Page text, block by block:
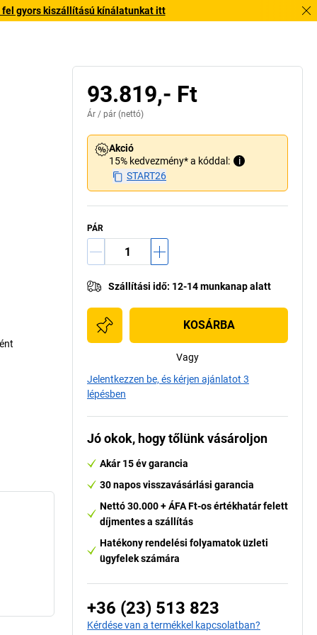
fel gyors kiszállítású kínálatunkat itt
93.819,- Ft
Ár / pár (nettó)
Akció
15% kedvezmény* a kóddal:
i
START26
PÁR
Szállítási idő: 12-14 munkanap alatt
KOSÁRBA
Vagy
Jelentkezzen be, és kérjen ajánlatot 3
lépésben
Jó okok, hogy tőlünk vásároljon
Akár 15 év garancia
30 napos visszavásárlási garancia
Nettó 30.000 + ÁFA Ft-os értékhatár felett
díjmentes a szállítás
Hatékony rendelési folyamatok üzleti
ügyfelek számára
+36 (23) 513 823
Kérdése van a termékkel kapcsolatban?